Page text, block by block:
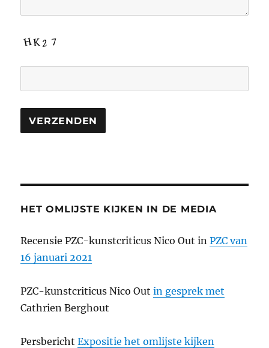
HET OMLIJSTE KIJKEN IN DE MEDIA
Recensie PZC-kunstcriticus Nico Out inPZC van
16 januari 2021
PZC-kunstcriticus Nico Outin gesprek met
Cathrien Berghout
PersberichtExpositie het omlijste kijken